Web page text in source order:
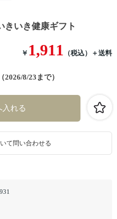
いき健康ギフト
2026/8/23まで）
￥ 1,911 （税込） ＋送料
て問い合わせる